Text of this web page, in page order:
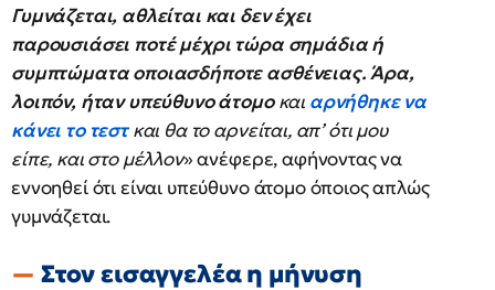
Γυμνάζεται, αθλείται και δεν έχει
παρουσιάσει ποτέ μέχρι τώρα σημάδια ή
συμπτώματα οποιασδήποτε ασθένειας. Άρα,
λοιπόν, ήταν υπεύθυνο άτομοκαι αρνήθηκε να
κάνει το τεστκαι θα το αρνείται, απ’ ότι μου
είπε, και στο μέλλον» ανέφερε, αφήνοντας να
εννοηθεί ότι είναι υπεύθυνο άτομο όποιος απλώς
γυμνάζεται.
Στον εισαγγελέα η μήνυση